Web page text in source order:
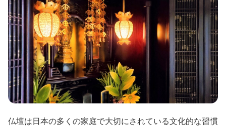
仏壇は日本の多くの家庭で大切にされている文化的な習慣